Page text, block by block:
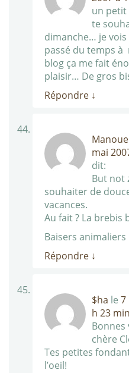
un
te
dimanche… je vois
passé du temps
blog ça me fait
plaisir… De gros
Répondre ↓
mai
dit:
But not
souhaiter de
vacances.
Au fait ? La brebis
Baisers animaliers
Répondre ↓
$ha le 7
h 23 min
Bonnes
chère
Tes petites
l’oeil!